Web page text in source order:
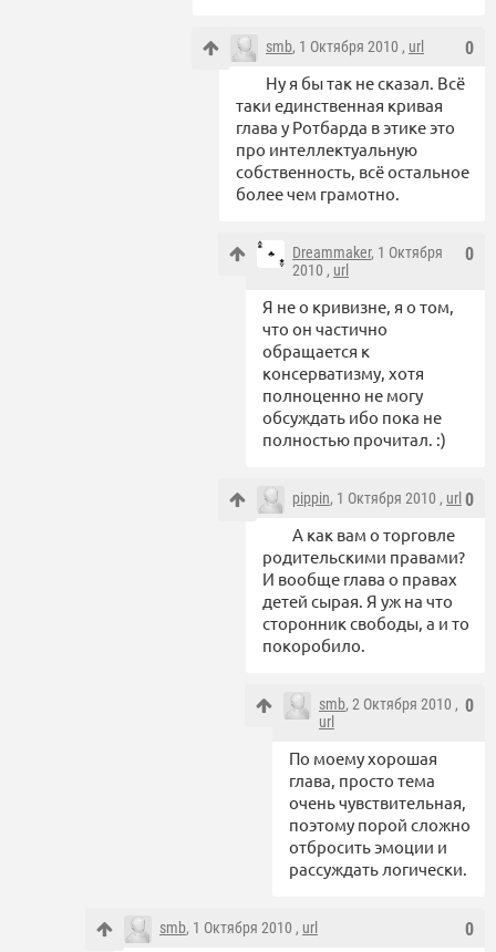
0
smb, 1 Октября 2010 , url
Ну я бы так не сказал. Всё
таки единственная кривая
глава у Ротбарда в этике это
про интеллектуальную
собственность, всё остальное
более чем грамотно.
0
Dreammaker, 1 Октября
2010 , url
Я не о кривизне, я о том,
что он частично
обращается к
консерватизму, хотя
полноценно не могу
обсуждать ибо пока не
полностью прочитал. :)
0
pippin, 1 Октября 2010 , url
А как вам о торговле
родительскими правами?
И вообще глава о правах
детей сырая. Я уж на что
сторонник свободы, а и то
покоробило.
0
smb, 2 Октября 2010 ,
url
По моему хорошая
глава, просто тема
очень чувствительная,
поэтому порой сложно
отбросить эмоции и
рассуждать логически.
0
smb, 1 Октября 2010 , url